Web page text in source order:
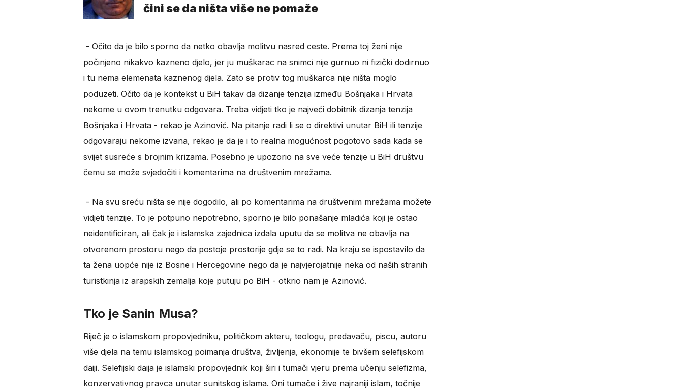
čini se da ništa više ne pomaže
- Očito da je bilo sporno da netko obavlja molitvu nasred ceste. Prema toj ženi nije
počinjeno nikakvo kazneno djelo, jer ju muškarac na snimci nije gurnuo ni fizički dodirnuo
i tu nema elemenata kaznenog djela. Zato se protiv tog muškarca nije ništa moglo
poduzeti. Očito da je kontekst u BiH takav da dizanje tenzija između Bošnjaka i Hrvata
nekome u ovom trenutku odgovara. Treba vidjeti tko je najveći dobitnik dizanja tenzija
Bošnjaka i Hrvata - rekao je Azinović. Na pitanje radi li se o direktivi unutar BiH ili tenzije
odgovaraju nekome izvana, rekao je da je i to realna mogućnost pogotovo sada kada se
svijet susreće s brojnim krizama. Posebno je upozorio na sve veće tenzije u BiH društvu
čemu se može svjedočiti i komentarima na društvenim mrežama.
- Na svu sreću ništa se nije dogodilo, ali po komentarima na društvenim mrežama možete
vidjeti tenzije. To je potpuno nepotrebno, sporno je bilo ponašanje mladića koji je ostao
neidentificiran, ali čak je i islamska zajednica izdala uputu da se molitva ne obavlja na
otvorenom prostoru nego da postoje prostorije gdje se to radi. Na kraju se ispostavilo da
ta žena uopće nije iz Bosne i Hercegovine nego da je najvjerojatnije neka od naših stranih
turistkinja iz arapskih zemalja koje putuju po BiH - otkrio nam je Azinović.
Tko je Sanin Musa?
Riječ je o islamskom propovjedniku, političkom akteru, teologu, predavaču, piscu, autoru
više djela na temu islamskog poimanja društva, življenja, ekonomije te bivšem selefijskom
daiji. Selefijski daija je islamski propovjednik koji širi i tumači vjeru prema učenju selefizma,
konzervativnog pravca unutar sunitskog islama. Oni tumače i žive najraniji islam, točnije